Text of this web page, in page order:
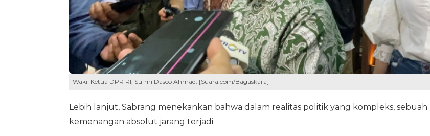
Wakil Ketua DPR RI, Sufmi Dasco Ahmad. [Suara.com/Bagaskara]
Lebih lanjut, Sabrang menekankan bahwa dalam realitas politik yang kompleks, sebuah
kemenangan absolut jarang terjadi.